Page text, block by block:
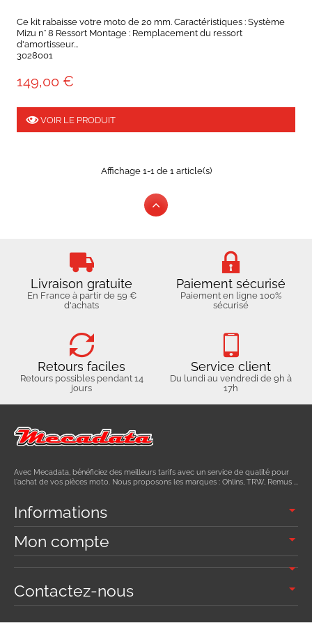
Ce kit rabaisse votre moto de 20 mm. Caractéristiques : Système
Mizu n° 8 Ressort Montage : Remplacement du ressort
d'amortisseur...
3028001
149,00 €
VOIR LE PRODUIT
Affichage 1-1 de 1 article(s)
Livraison gratuite
En France à partir de 59 €
d'achats
Paiement sécurisé
Paiement en ligne 100%
sécurisé
Retours faciles
Retours possibles pendant 14
jours
Service client
Du lundi au vendredi de 9h à
17h
Avec Mecadata, bénéficiez des meilleurs tarifs avec un service de qualité pour
l'achat de vos pièces moto. Nous proposons les marques : Ohlins, TRW, Remus ...
Informations
Mon compte
Contactez-nous